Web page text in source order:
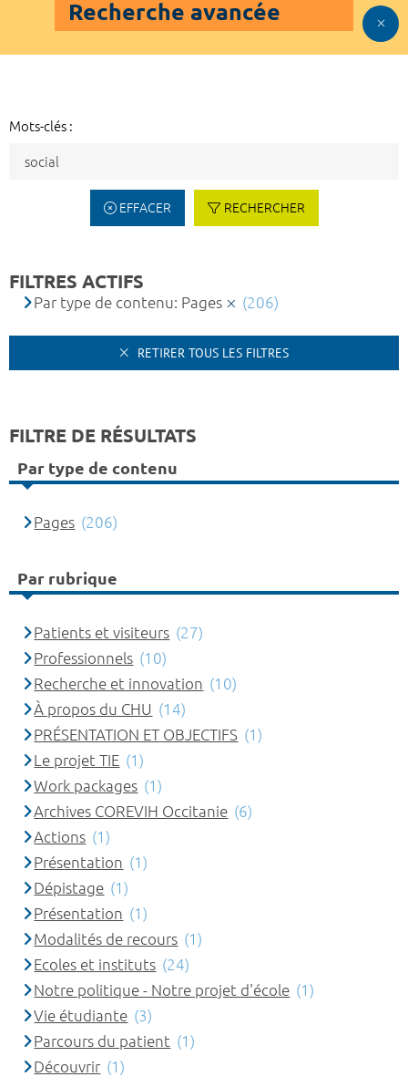
Recherche avancée
Mots-clés :
EFFACER RECHERCHER
FILTRES ACTIFS
Par type de contenu: Pages (206)
RETIRER TOUS LES FILTRES
FILTRE DE RÉSULTATS
Par type de contenu
Pages (206)
Par rubrique
Patients et visiteurs (27)
Professionnels (10)
Recherche et innovation (10)
À propos du CHU (14)
PRÉSENTATION ET OBJECTIFS (1)
Le projet TIE (1)
Work packages (1)
Archives COREVIH Occitanie (6)
Actions (1)
Présentation (1)
Dépistage (1)
Présentation (1)
Modalités de recours (1)
Ecoles et instituts (24)
Notre politique - Notre projet d'école (1)
Vie étudiante (3)
Parcours du patient (1)
Découvrir (1)